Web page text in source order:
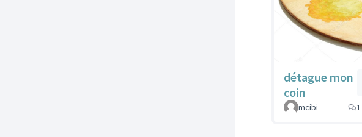
détague mon
coin
mcibi
1